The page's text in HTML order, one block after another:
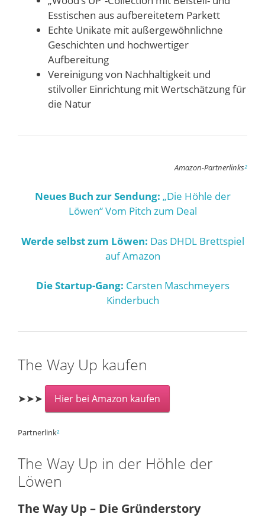
Esstischen aus aufbereitetem Parkett
Echte Unikate mit außergewöhnlichne
Geschichten und hochwertiger
Aufbereitung
Vereinigung von Nachhaltigkeit und
stilvoller Einrichtung mit Wertschätzung für
die Natur
Amazon-Partnerlinks²
Neues Buch zur Sendung: „Die Höhle der
Löwen“ Vom Pitch zum Deal
Werde selbst zum Löwen: Das DHDL Brettspiel
auf Amazon
Die Startup-Gang: Carsten Maschmeyers
Kinderbuch
The Way Up kaufen
➤➤➤ Hier bei Amazon kaufen
Partnerlink²
The Way Up in der Höhle der
Löwen
The Way Up – Die Gründerstory